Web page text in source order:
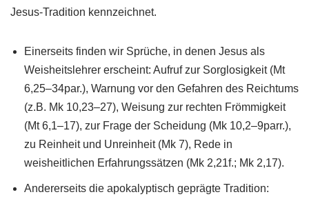
Jesus-Tradition kennzeichnet.
Einerseits finden wir Sprüche, in denen Jesus als
Weisheitslehrer erscheint: Aufruf zur Sorglosigkeit (Mt
6,25–34par.), Warnung vor den Gefahren des Reichtums
(z.B. Mk 10,23–27), Weisung zur rechten Frömmigkeit
(Mt 6,1–17), zur Frage der Scheidung (Mk 10,2–9parr.),
zu Reinheit und Unreinheit (Mk 7), Rede in
weisheitlichen Erfahrungssätzen (Mk 2,21f.; Mk 2,17).
Andererseits die apokalyptisch geprägte Tradition: